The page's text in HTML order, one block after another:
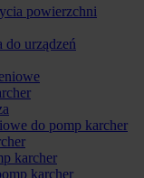
powierzchni
do urządzeń
do pomp karcher
karcher
karcher